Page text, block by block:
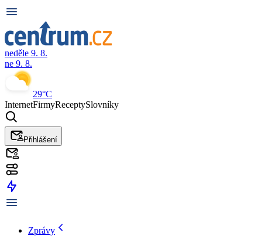
neděle 9. 8.
ne 9. 8.
29°C
InternetFirmyReceptySlovníky
Přihlášení
Zprávy